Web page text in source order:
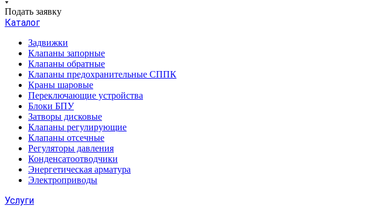
Подать заявку
Каталог
Задвижки
Клапаны запорные
Клапаны обратные
Клапаны предохранительные СППК
Краны шаровые
Переключающие устройства
Блоки БПУ
Затворы дисковые
Клапаны регулирующие
Клапаны отсечные
Регуляторы давления
Конденсатоотводчики
Энергетическая арматура
Электроприводы
Услуги